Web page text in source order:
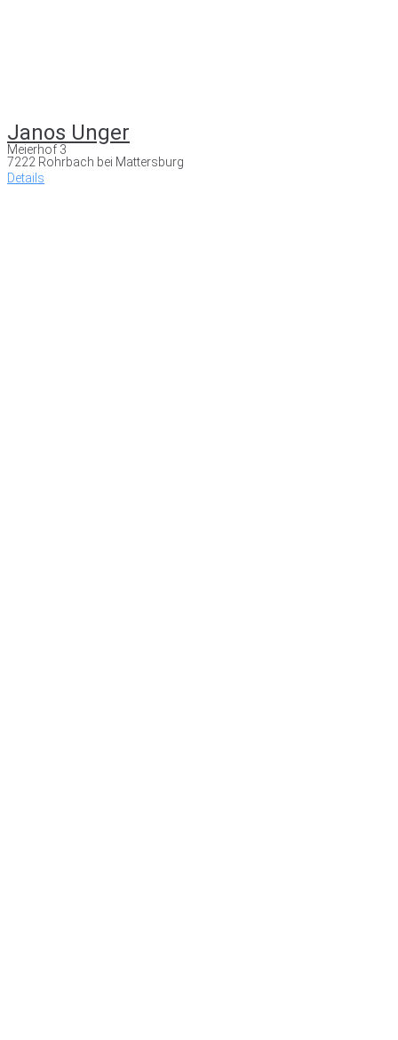
Janos Unger
Meierhof 3
7222 Rohrbach bei Mattersburg
Details